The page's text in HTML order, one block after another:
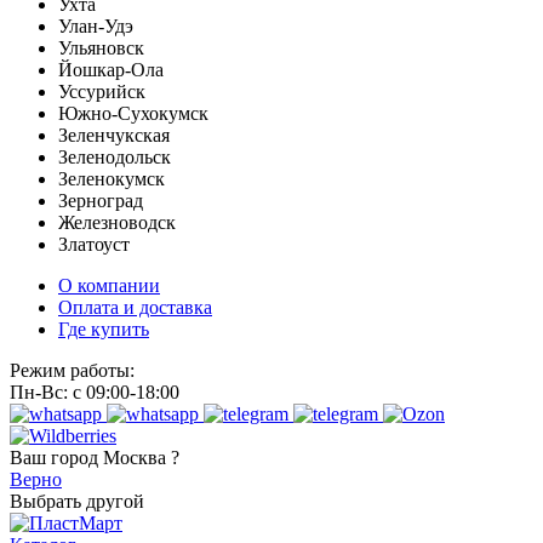
Ухта
Улан-Удэ
Ульяновск
Йошкар-Ола
Уссурийск
Южно-Сухокумск
Зеленчукская
Зеленодольск
Зеленокумск
Зерноград
Железноводск
Златоуст
О компании
Оплата и доставка
Где купить
Режим работы:
Пн-Вс: с 09:00-18:00
Ваш город Москва ?
Верно
Выбрать другой